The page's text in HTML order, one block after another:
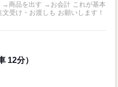
出す →お会計 これが基本
受け・お渡しも お願いします！
12分）